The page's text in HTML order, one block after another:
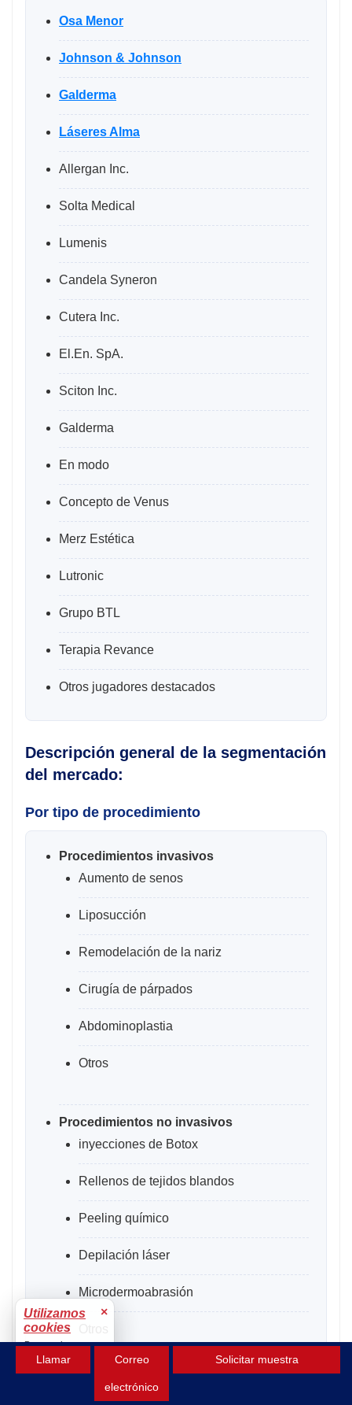
Osa Menor
Johnson & Johnson
Galderma
Láseres Alma
Allergan Inc.
Solta Medical
Lumenis
Candela Syneron
Cutera Inc.
El.En. SpA.
Sciton Inc.
Galderma
En modo
Concepto de Venus
Merz Estética
Lutronic
Grupo BTL
Terapia Revance
Otros jugadores destacados
Descripción general de la segmentación
del mercado:
Por tipo de procedimiento
Procedimientos invasivos
Aumento de senos
Liposucción
Remodelación de la nariz
Cirugía de párpados
Abdominoplastia
Otros
Procedimientos no invasivos
inyecciones de Botox
Rellenos de tejidos blandos
Peeling químico
Depilación láser
Microdermoabrasión
Llamar Correo
electrónico
Solicitar muestra
Utilizamos
cookies
×
Para mejorar tu
experiencia.